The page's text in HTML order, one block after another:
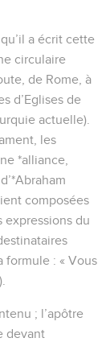
a écrit cette
circulaire
de Rome, à
d’Eglises de
actuelle).
les
*alliance,
composées
expressions du
formule : « Vous
; l’apôtre
devant